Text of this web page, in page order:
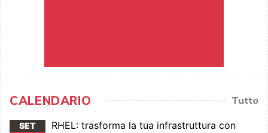
CALENDARIO Tutto
SET
RHEL: trasforma la tua infrastruttura con